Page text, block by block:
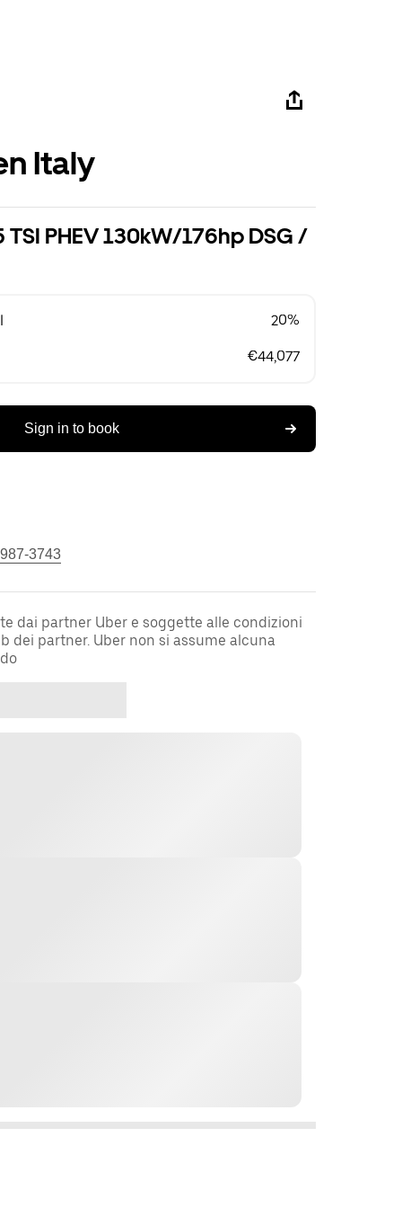
Italy
TSI PHEV 130kW/176hp DSG /
20%
€44,077
Sign in to book
3743
dai partner Uber e soggette alle condizioni
dei partner. Uber non si assume alcuna